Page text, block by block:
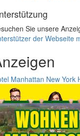
Sie unsere
der Webseite
Manhattan New York